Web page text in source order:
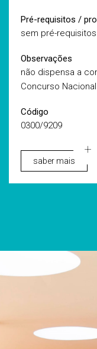
Pré-requisitos /
sem pré-requisitos
Observações
não dispensa a
Concurso
Código
0300/9209
saber mais